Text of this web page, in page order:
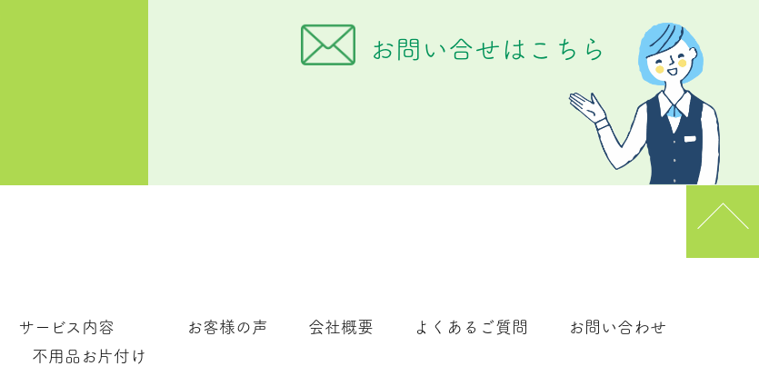
お問い合せはこちら
サービス内容
不用品お片付け
お客様の声 会社概要 よくあるご質問 お問い合わせ